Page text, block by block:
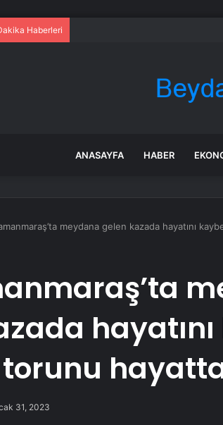
Haberleri
ANASAYFA HABER
meydana gelen kazada hayatını
torunu
31, 2023